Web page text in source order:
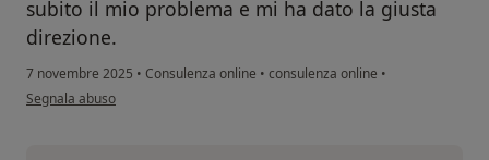
subito il mio problema e mi ha dato la giusta
direzione.
7 novembre 2025 • Consulenza online • consulenza online •
secondo l'opinione dell'utente G.N.
Segnala abuso